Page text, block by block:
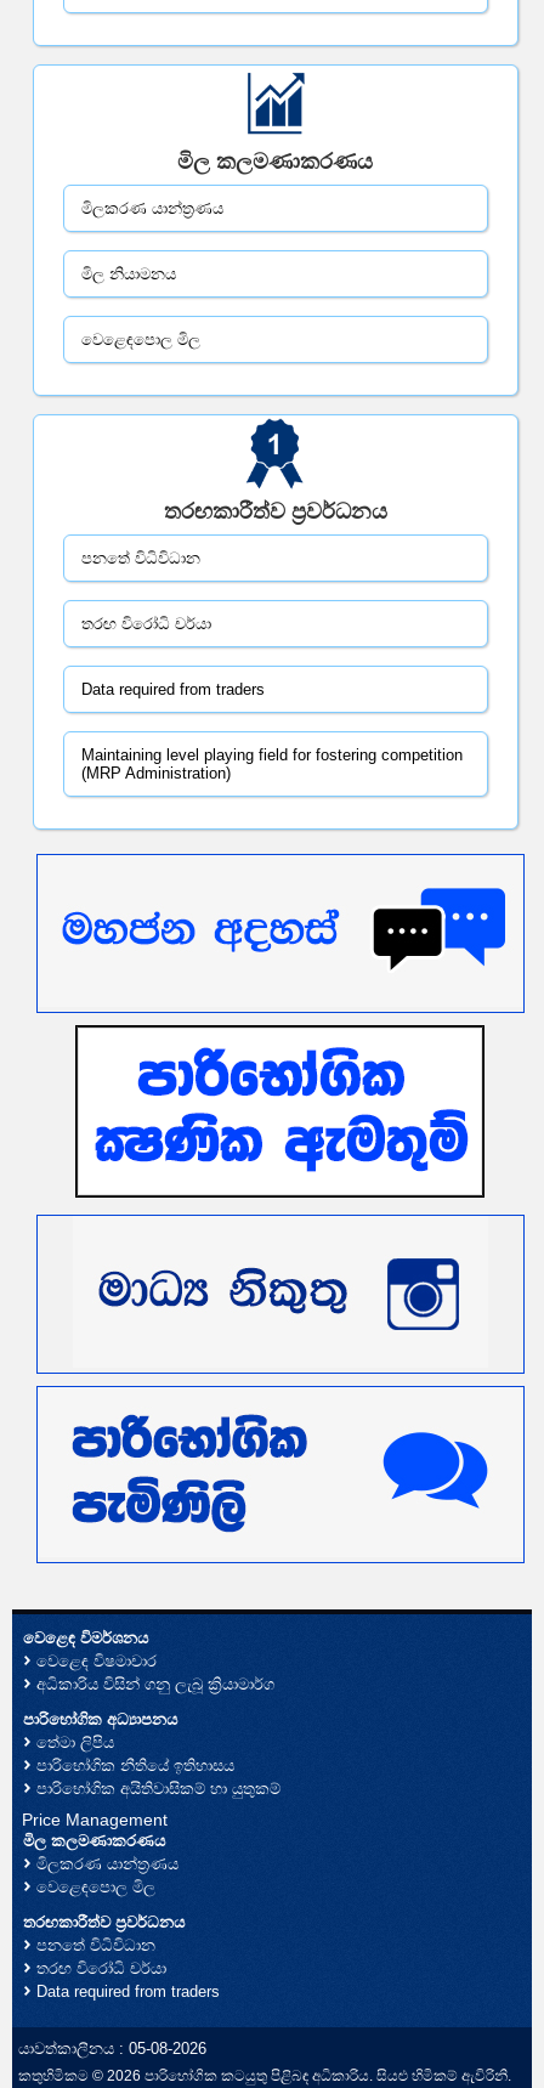
මිල කලමණාකරණය
මිලකරණ යාන්ත්‍රණය
මිල නියාමනය
වෙළෙඳපොල මිල
තරඟකාරීත්ව ප්‍රවර්ධනය
පනතේ විධිවිධාන
තරඟ විරෝධි චර්යා
Data required from traders
Maintaining level playing field for fostering competition
(MRP Administration)
වෙළෙඳ විමර්ශනය
වෙළෙඳ විෂමාචාර
අධිකාරිය විසින් ගනු ලැබූ ක්‍රියාමාර්ග
පාරිභෝගික අධ්‍යාපනය
තේමා ලිපිය
පාරිභෝගික නීතියේ ඉතිහාසය
පාරිභෝගික අයිතිවාසිකම් හා යුතුකම්
Price Management
මිල කලමණාකරණය
මිලකරණ යාන්ත්‍රණය
වෙළෙඳපොල මිල
තරඟකාරීත්ව ප්‍රවර්ධනය
පනතේ විධිවිධාන
තරඟ විරෝධි චර්යා
Data required from traders
යාවත්කාලීනය : 05-08-2026
කතුහිමිකම © 2026 පාරිභෝගික කටයුතු පිළිබඳ අධිකාරිය. සියළු හිමිකම් ඇවිරිනි.